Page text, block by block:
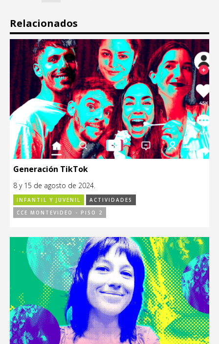
Relacionados
Generación TikTok
8 y 15 de agosto de 2024.
INFANTIL Y JUVENIL
ACTIVIDADES
CCE MONTEVIDEO - PISO 2